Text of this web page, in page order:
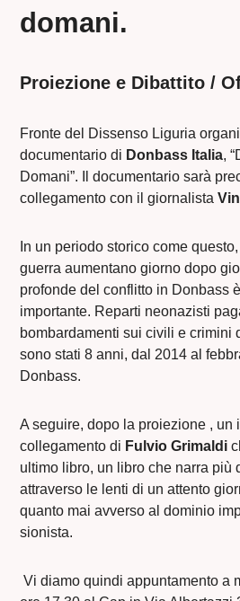
domani.
Proiezione e Dibattito /
Fronte del Dissenso Liguria
documentario di Donbass Italia,
Domani”. Il documentario sarà
collegamento con il giornalista
In un periodo storico come
guerra aumentano giorno dopo
profonde del conflitto in Donbass
importante. Reparti neonazisti
bombardamenti sui civili e crimini
sono stati 8 anni, dal 2014 al
Donbass.
A seguire, dopo la proiezione , un
collegamento di Fulvio Grimaldi
ultimo libro, un libro che narra più
attraverso le lenti di un attento
quanto mai avverso al dominio
sionista.
Vi diamo quindi appuntamento a